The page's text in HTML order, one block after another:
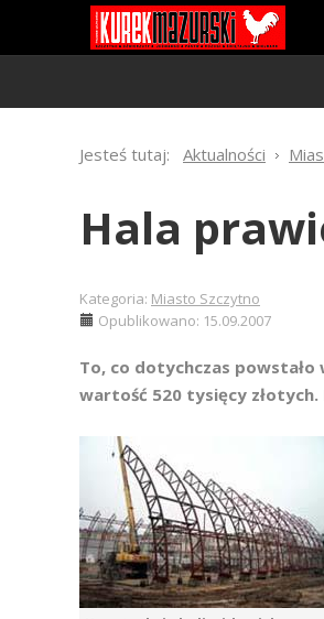
Jesteś tutaj: Aktualności
Hala
Kategoria: Miasto Szczytno
Opublikowano: 15.09.2007
To, co dotychczas
wartość 520 tysięcy